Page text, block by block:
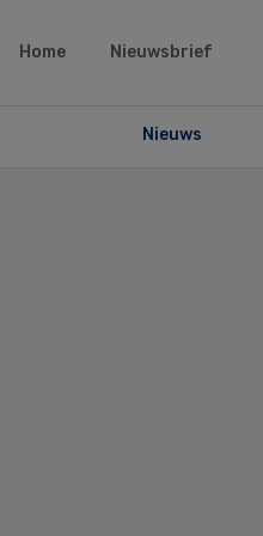
Home Nieuwsbrief
Nieuws